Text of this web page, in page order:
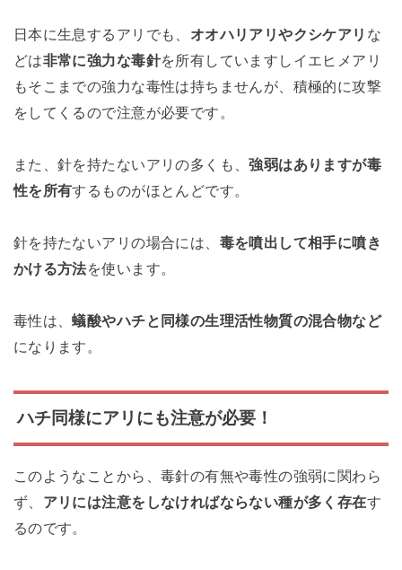
日本に生息するアリでも、 オオハリアリやクシケアリ な
どは非常に強力な毒針を所有していますしイエヒメアリ
もそこまでの強力な毒性は持ちませんが、積極的に攻撃
をしてくるので注意が必要です。
また、針を持たないアリの多くも、強弱はありますが毒
性を所有するものがほとんどです。
針を持たないアリの場合には、 毒を噴出して相手に噴き
かける方法を使います。
毒性は、蟻酸やハチと同様の生理活性物質の混合物など
になります。
ハチ同様にアリにも注意が必要！
このようなことから、毒針の有無や毒性の強弱に関わら
ず、 アリには注意をしなければならない種が多く存在す
るのです。